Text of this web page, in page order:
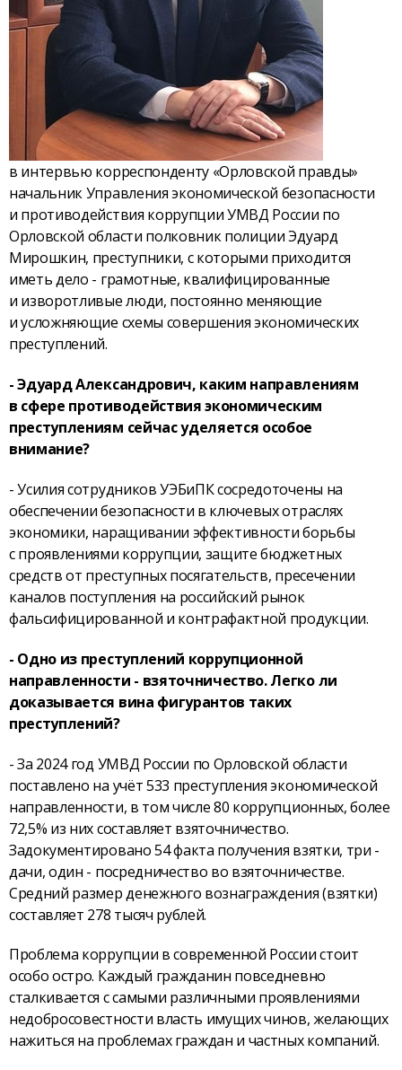
в интервью корреспонденту «Орловской правды»
начальник Управления экономической безопасности
и противодействия коррупции УМВД России по
Орловской области полковник полиции Эдуард
Мирошкин, преступники, с которыми приходится
иметь дело - грамотные, квалифицированные
и изворотливые люди, постоянно меняющие
и усложняющие схемы совершения экономических
преступлений.
- Эдуард Александрович, каким направлениям
в сфере противодействия экономическим
преступлениям сейчас уделяется особое
внимание?
- Усилия сотрудников УЭБиПК сосредоточены на
обеспечении безопасности в ключевых отраслях
экономики, наращивании эффективности борьбы
с проявлениями коррупции, защите бюджетных
средств от преступных посягательств, пресечении
каналов поступления на российский рынок
фальсифицированной и контрафактной продукции.
- Одно из преступлений коррупционной
направленности - взяточничество. Легко ли
доказывается вина фигурантов таких
преступлений?
- За 2024 год УМВД России по Орловской области
поставлено на учёт 533 преступления экономической
направленности, в том числе 80 коррупционных, более
72,5% из них составляет взяточничество.
Задокументировано 54 факта получения взятки, три -
дачи, один - посредничество во взяточничестве.
Средний размер денежного вознаграждения (взятки)
составляет 278 тысяч рублей.
Проблема коррупции в современной России стоит
особо остро. Каждый гражданин повседневно
сталкивается с самыми различными проявлениями
недобросовестности власть имущих чинов, желающих
нажиться на проблемах граждан и частных компаний.